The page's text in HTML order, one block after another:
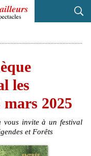
les
2025
vous invite à un festival
et Forêts